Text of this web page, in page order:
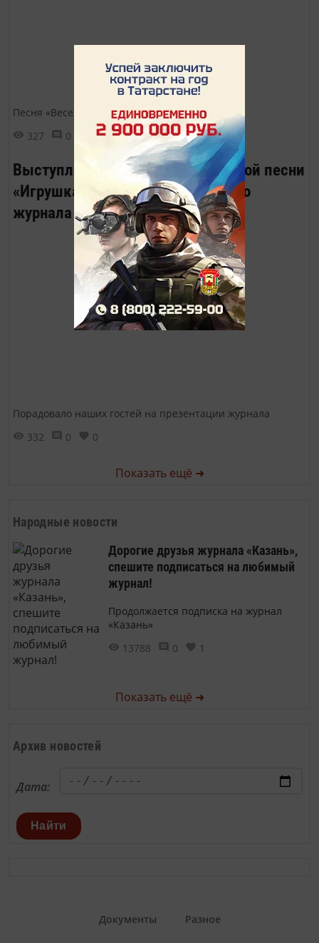
Песня «Веселый барабанщик»
327
0 0
Выступление ансамбля бардовской песни
«Игрушка» на презентации нашего
журнала
Порадовало наших гостей на презентации журнала
332
0 0
Показать ещё ➜
Народные новости
Дорогие друзья журнала «Казань»,
спешите подписаться на любимый
журнал!
Продолжается подписка на журнал
«Казань»
13788
0 1
Показать ещё ➜
Архив новостей
Дата:
Найти
Документы Разное